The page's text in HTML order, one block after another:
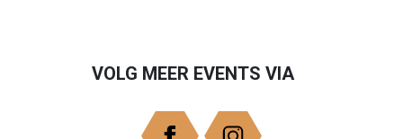
VOLG MEER EVENTS VIA